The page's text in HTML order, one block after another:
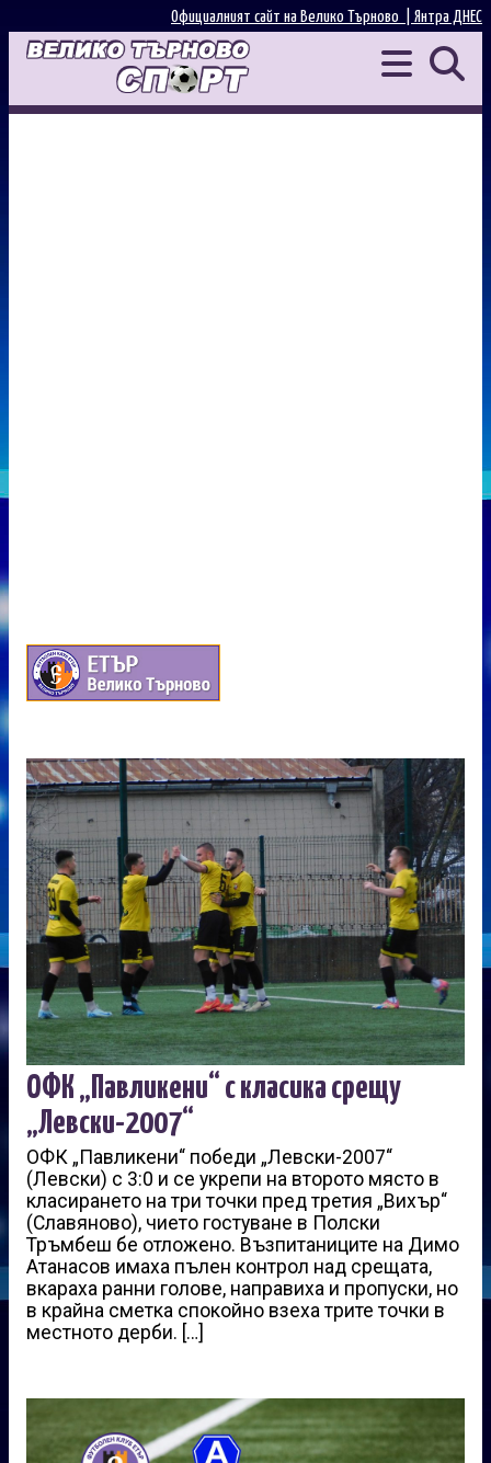
Янтра ДНЕС
Официалният сайт на Велико Търново |
ОФК „Павликени“ с класика срещу
„Левски-2007“
ОФК „Павликени“ победи „Левски-2007“
(Левски) с 3:0 и се укрепи на второто място в
класирането на три точки пред третия „Вихър“
(Славяново), чието гостуване в Полски
Тръмбеш бе отложено. Възпитаниците на Димо
Атанасов имаха пълен контрол над срещата,
вкараха ранни голове, направиха и пропуски, но
в крайна сметка спокойно взеха трите точки в
местното дерби. […]